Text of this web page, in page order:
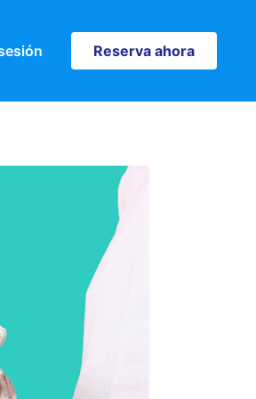
Reserva ahora
Reserva ahora